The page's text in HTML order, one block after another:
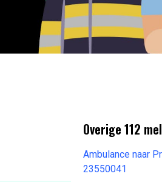
Overige 112
Ambulance naar
23550041